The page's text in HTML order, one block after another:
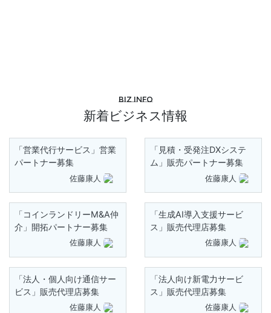
Biz info
新着ビジネス情報
「営業代行サービス」営業
パートナー募集
佐藤康人
「見積・受発注DXシステ
ム」販売パートナー募集
佐藤康人
「コインランドリーM&A仲
介」開拓パートナー募集
佐藤康人
「生成AI導入支援サービ
ス」販売代理店募集
佐藤康人
「法人・個人向け通信サー
ビス」販売代理店募集
佐藤康人
「法人向け新電力サービ
ス」販売代理店募集
佐藤康人